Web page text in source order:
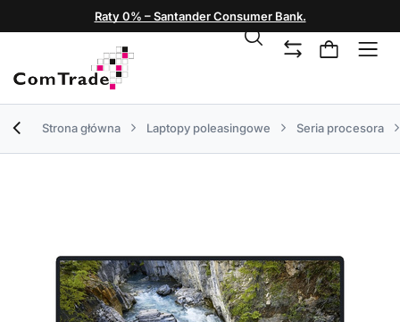
Raty 0% – Santander Consumer Bank.
Strona główna Laptopy poleasingowe Seria procesora